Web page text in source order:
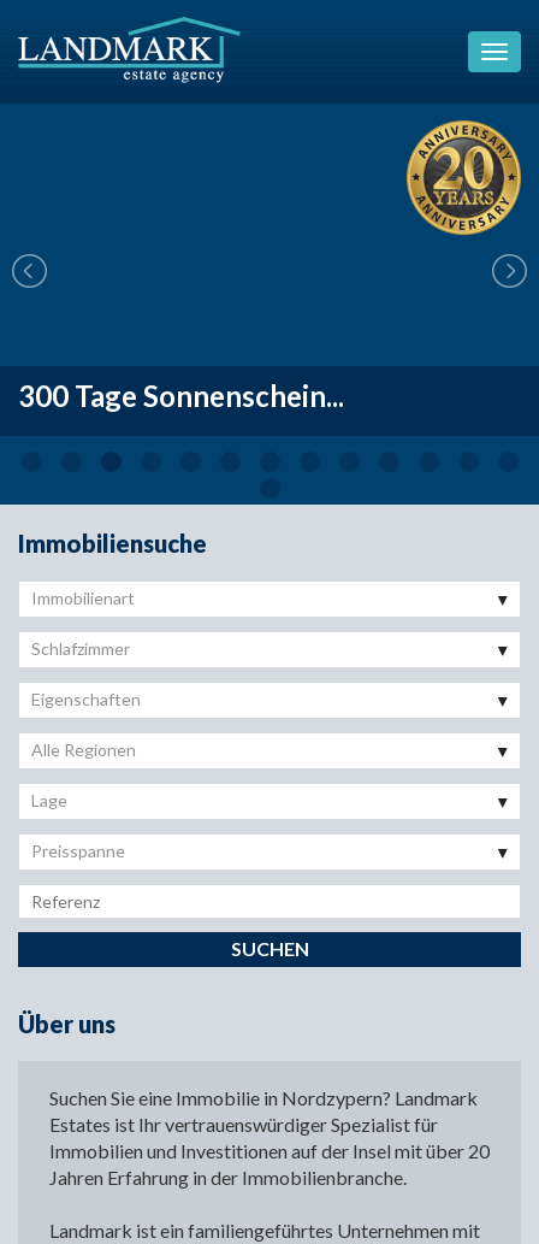
300 Tage Sonnenschein...
Immobiliensuche
Immobilienart
Schlafzimmer
Eigenschaften
Alle Regionen
Lage
Preisspanne
Über uns
Suchen Sie eine Immobilie in Nordzypern? Landmark
Estates ist Ihr vertrauenswürdiger Spezialist für
Immobilien und Investitionen auf der Insel mit über 20
Jahren Erfahrung in der Immobilienbranche.
Landmark ist ein familiengeführtes Unternehmen mit